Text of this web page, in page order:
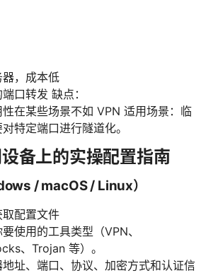
，成本低
口转发 缺点：
在某些场景不如 VPN 适用场景：临
特定端口进行隧道化。
备上的实操配置指南
/ macOS / Linux）
配置文件
使用的工具类型（VPN、
、Trojan 等）。
址、端口、协议、加密方式和认证信